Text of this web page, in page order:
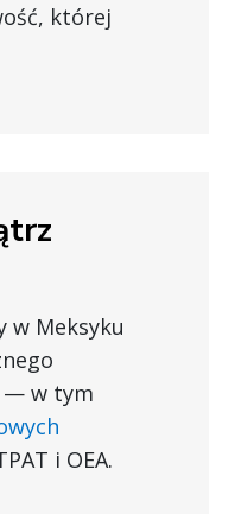
której
w Meksyku
— w tym
i OEA.